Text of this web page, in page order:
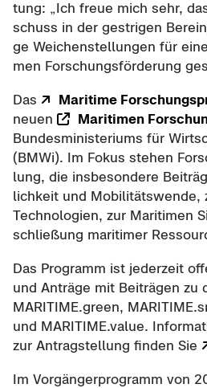
tung: „Ich freue mich sehr,
schuss in der gest­ri­gen
ge Wei­chen­stel­lun­gen für
men For­schungs­för­de­rung
Das Ma­ri­ti­me
neuen
Ma­ri­ti­men
Bun­des­mi­nis­te­ri­ums für
(BMWi). Im Fokus ste­hen
lung, die ins­be­son­de­re
lich­keit und Mo­bi­li­täts­wen­de,
Tech­no­lo­gien, zur Ma­ri­ti­men
schlie­ßung ma­ri­ti­mer
Das Pro­gramm ist je­der­zeit
und An­trä­ge mit Bei­trä­gen zu
MA­RI­TI­ME.green,
und MA­RI­TI­ME.value.
zur An­trag­stel­lung fin­den Sie
Im Vor­gän­ger­pro­gramm von